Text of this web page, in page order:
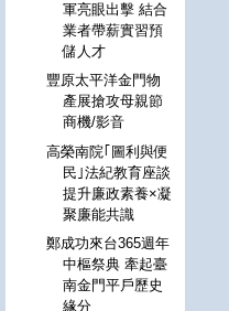
軍亮眼出擊 結合
業者帶薪實習預
儲人才
豐原太平洋金門物
產展搶攻母親節
商機/影音
高榮南院｢圖利與便
民｣法紀教育座談
提升廉政素養×凝
聚廉能共識
鄭成功來台365週年
中樞祭典 牽起臺
南金門平戶歷史
緣分